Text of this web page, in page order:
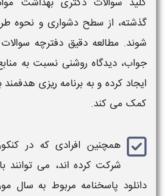
گذشته، از سطح دشواری و نحوه
شوند. مطالعه دقیق دفترچه
جواب، دیدگاه روشنی نسبت به
ایجاد کرده و به برنامه‌ ریزی
کمک می‌ کند.
همچنین افرادی که در
شرکت کرده‌ اند، می‌ توانند
دانلود پاسخنامه مربوط به سال